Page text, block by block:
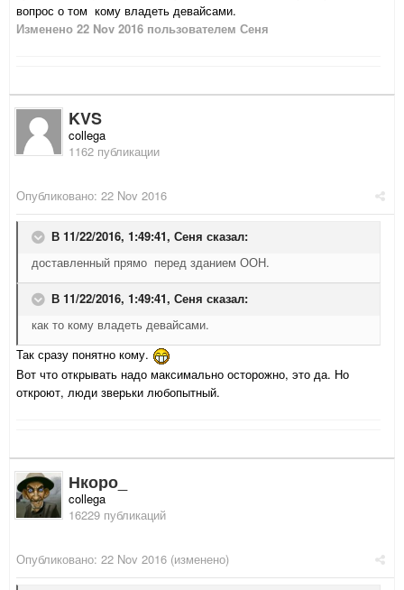
вопрос о том кому владеть девайсами.
Изменено 22 Nov 2016 пользователем Сеня
KVS
collega
1162 публикации
Опубликовано: 22 Nov 2016
В 11/22/2016, 1:49:41, Сеня сказал:
доставленный прямо перед зданием ООН.
В 11/22/2016, 1:49:41, Сеня сказал:
как то кому владеть девайсами.
Так сразу понятно кому.
Вот что открывать надо максимально осторожно, это да. Но
откроют, люди зверьки любопытный.
Нкоро_
collega
16229 публикаций
Опубликовано: 22 Nov 2016 (изменено)